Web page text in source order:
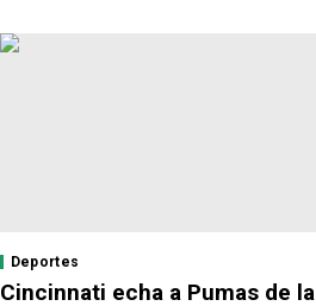
Deportes
Cincinnati echa a Pumas de la